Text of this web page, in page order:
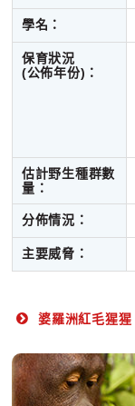
學名：
保育狀況
(公佈年份) ：
估計野生種群數
量：
分佈情況：
主要威脅：
婆羅洲紅毛猩猩